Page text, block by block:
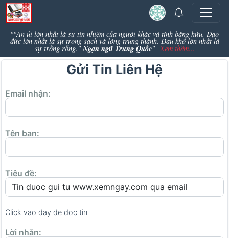
""An ủi lớn nhất là sự tín nhiệm của người khác và tình bằng hữu. Đạo
đức lớn nhất là sự trong sạch và lòng trung thành. Đau khổ lớn nhất là
sự trống rỗng."Ngạn ngữ Trung Quốc" Xem thêm...
Gửi Tin Liên Hệ
Email nhận:
Tên bạn:
Tiêu đề:
Click vao day de doc tin
Lời nhắn: